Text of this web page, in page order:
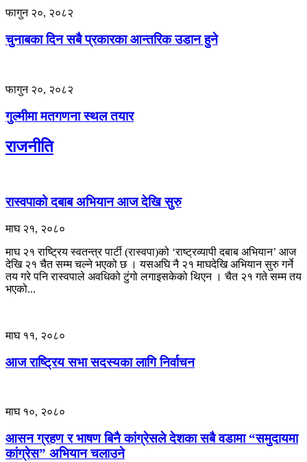
फागुन २०, २०८२
चुनाबका दिन सबै प्रकारका आन्तरिक उडान हुने
फागुन २०, २०८२
गुल्मीमा मतगणना स्थल तयार
राजनीति
रास्वपाको दबाब अभियान आज देखि सुरु
माघ २१, २०८०
माघ २१ राष्ट्रिय स्वतन्त्र पार्टी (रास्वपा)को ‘राष्ट्रव्यापी दबाब अभियान’ आज
देखि २१ चैत सम्म चल्ने भएको छ । यसअघि नै २१ माघदेखि अभियान सुरु गर्ने
तय गरे पनि रास्वपाले अवधिको टुंगो लगाइसकेको थिएन । चैत २१ गते सम्म तय
भएको...
माघ ११, २०८०
आज राष्ट्रिय सभा सदस्यका लागि निर्वाचन
माघ १०, २०८०
आसन ग्रहण र भाषण बिनै कांग्रेसले देशका सबै वडामा “समुदायमा
कांग्रेस” अभियान चलाउने